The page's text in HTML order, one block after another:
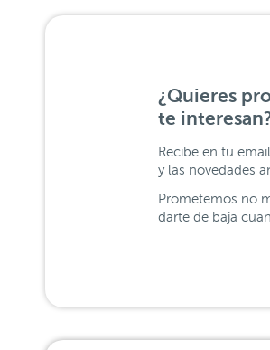
¿Quieres
te
Recibe en tu
y las novedades
Prometemos no
darte de baja